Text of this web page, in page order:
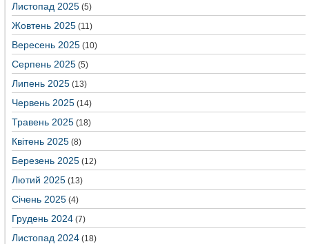
Листопад 2025 (5)
Жовтень 2025 (11)
Вересень 2025 (10)
Серпень 2025 (5)
Липень 2025 (13)
Червень 2025 (14)
Травень 2025 (18)
Квітень 2025 (8)
Березень 2025 (12)
Лютий 2025 (13)
Січень 2025 (4)
Грудень 2024 (7)
Листопад 2024 (18)